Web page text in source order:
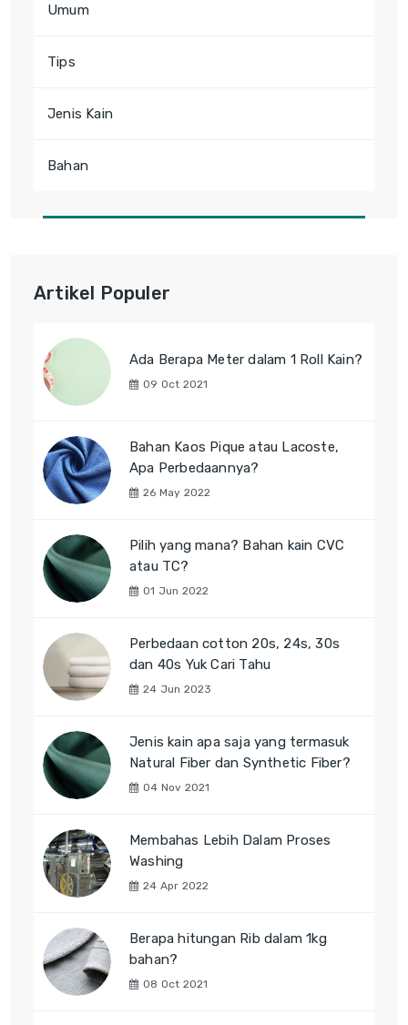
Umum
Tips
Jenis Kain
Bahan
Artikel Populer
Ada Berapa Meter dalam 1 Roll Kain?
09 Oct 2021
Bahan Kaos Pique atau Lacoste,
Apa Perbedaannya?
26 May 2022
Pilih yang mana? Bahan kain CVC
atau TC?
01 Jun 2022
Perbedaan cotton 20s, 24s, 30s
dan 40s Yuk Cari Tahu
24 Jun 2023
Jenis kain apa saja yang termasuk
Natural Fiber dan Synthetic Fiber?
04 Nov 2021
Membahas Lebih Dalam Proses
Washing
24 Apr 2022
Berapa hitungan Rib dalam 1kg
bahan?
08 Oct 2021